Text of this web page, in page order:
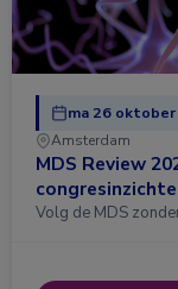
ma 26
Amsterdam
MDS Review
Volg de MDS